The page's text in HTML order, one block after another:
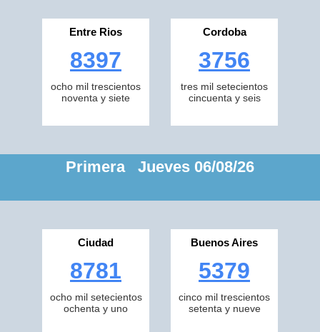
Entre Rios
8397
ocho mil trescientos
noventa y siete
Cordoba
3756
tres mil setecientos
cincuenta y seis
Primera Jueves 06/08/26
Ciudad
8781
ocho mil setecientos
ochenta y uno
Buenos Aires
5379
cinco mil trescientos
setenta y nueve